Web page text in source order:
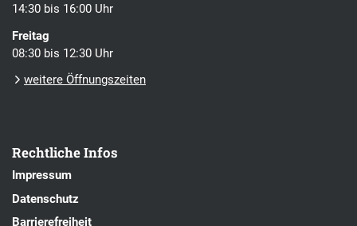
14:30 bis 16:00 Uhr
Freitag
08:30 bis 12:30 Uhr
weitere Öffnungszeiten
Rechtliche Infos
Impressum
Datenschutz
Barrierefreiheit